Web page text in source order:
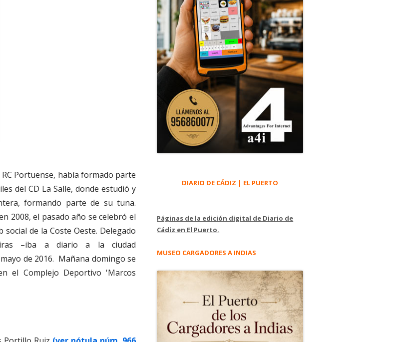
RC Portuense, había formado parte
del CD La Salle, donde estudió y
formando parte de su tuna.
2008, el pasado año se celebró el
de la Coste Oeste. Delegado
–iba a diario a la ciudad
de 2016. Mañana domingo se
el Complejo Deportivo 'Marcos
DIARIO DE CÁDIZ | EL PUERTO
Páginas de la edición digital de Diario de
Cádiz en El Puerto.
MUSEO CARGADORES A INDIAS